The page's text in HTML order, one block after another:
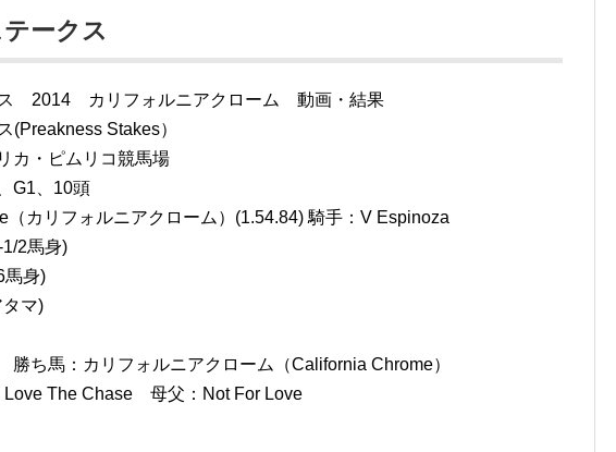
ークス
ス 2014 カリフォルニアクローム 動画・結果
(Preakness Stakes）
カ・ピムリコ競馬場
G1、10頭
（カリフォルニアクローム）(1.54.84) 騎手：V Espinoza
2馬身)
馬身)
マ)
ち馬：カリフォルニアクローム（California Chrome）
The Chase 母父：Not For Love